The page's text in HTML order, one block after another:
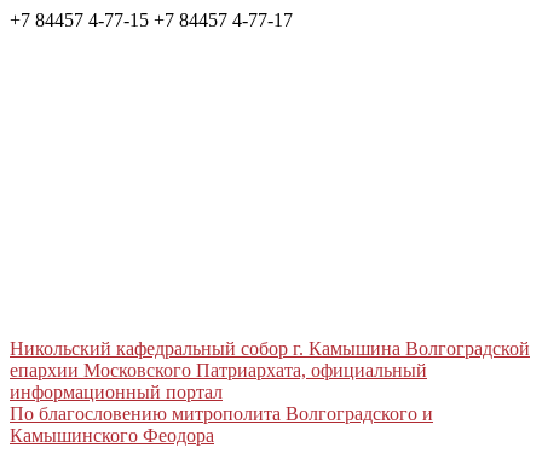
+7 84457 4-77-15 +7 84457 4-77-17
Никольский кафедральный собор г. Камышина Волгоградской
епархии Московского Патриархата, официальный
информационный портал
По благословению митрополита Волгоградского и
Камышинского Феодора